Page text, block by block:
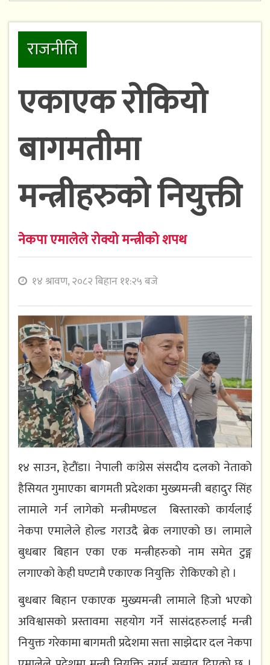
राजनीति
एकाएक रोकियो
बागमतीमा
मन्त्रीहरुको नियुक्ती
नेकपा एमालेले रोक्यो मन्त्रीको शपथ
१४ श्रावण, २०८२ बिहान ११:२५ बजे
१४ साउन, हेटौंडा। नेपाली कांग्रेस संसदीय दलको नेताको
हैसियत गुमाएका बागमती प्रदेशका मुख्यमन्त्री बहादुर सिंह
लामाले गर्न लागेको मन्त्रीमण्डल बिस्तारको कार्यलाई
नेकपा एमालेले होल्ड गराउदै ब्रेक लगाएको छ। लामाले
बुधबार बिहान एका एक मन्त्रीहरुको नाम समेत टुङ्ग
लगाएको केही घण्टामै एकाएक नियुक्ति रोकिएको हो ।
बुधबार बिहान एकाएक मुख्यमन्त्री लामाले हिजो भएको
अविश्वासको प्रस्तावमा सहयोग गर्ने सासंदहरुलाई मन्त्री
नियुक्त गरेकामा बागमती प्रदेशमा सत्ता साझेदार दल नेकपा